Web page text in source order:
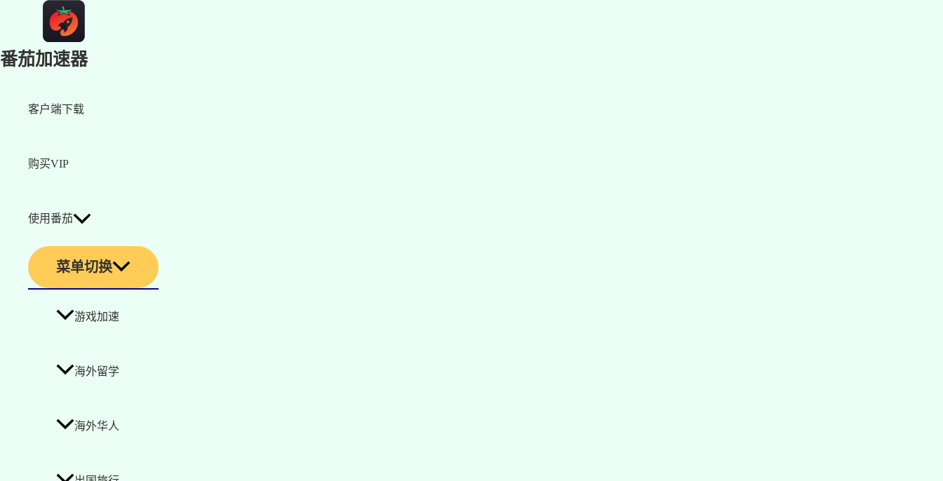
番茄加速器
客户端下载
购买VIP
使用番茄
菜单切换
游戏加速
海外留学
海外华人